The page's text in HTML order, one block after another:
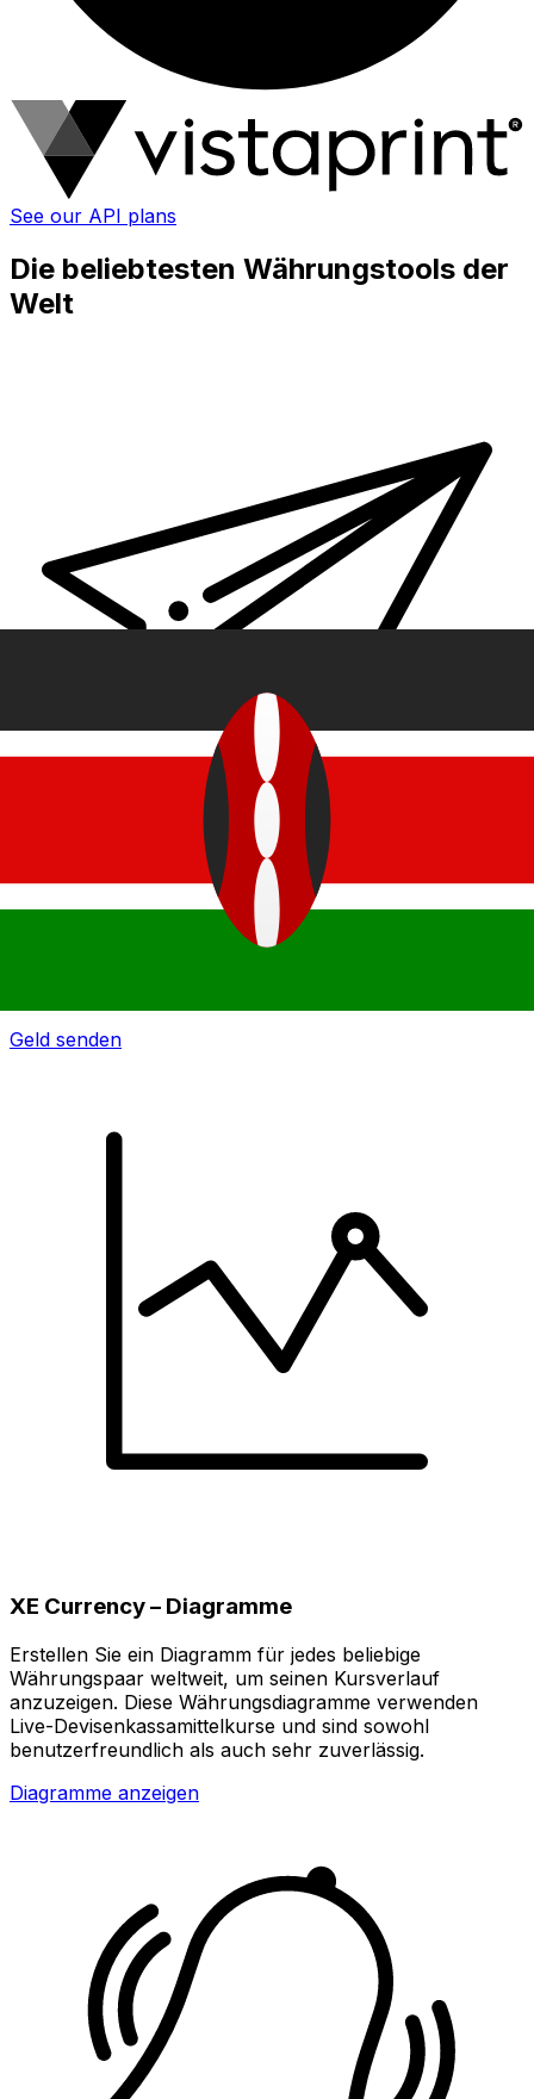
See our API plans
Die beliebtesten Währungstools der
Welt
XE Internationaler Geldtransfer
Geld schnell, sicher und einfach online versenden. Live-
Geld senden
XE Currency – Diagramme
Erstellen Sie ein Diagramm für jedes beliebige
Währungspaar weltweit, um seinen Kursverlauf
anzuzeigen. Diese Währungsdiagramme verwenden
Live-Devisenkassamittelkurse und sind sowohl
benutzerfreundlich als auch sehr zuverlässig.
Diagramme anzeigen